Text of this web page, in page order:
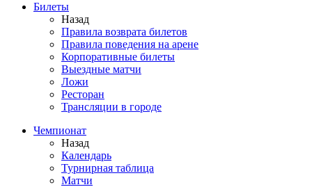
Билеты
Назад
Правила возврата билетов
Правила поведения на арене
Корпоративные билеты
Выездные матчи
Ложи
Ресторан
Трансляции в городе
Чемпионат
Назад
Календарь
Турнирная таблица
Матчи